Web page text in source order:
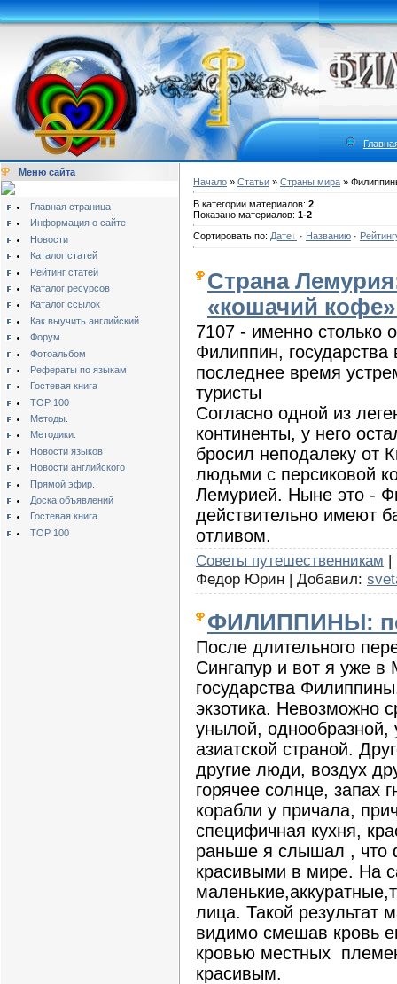
Меню сайта
Главная страница
Информация о сайте
Новости
Каталог статей
Рейтинг статей
Каталог ресурсов
Каталог ссылок
Как выучить английский
Форум
Фотоальбом
Рефераты по языкам
Гостевая книга
TOP 100
Методы.
Методики.
Новости языков
Новости английского
Прямой эфир.
Доска объявлений
Гостевая книга
TOP 100
Начало » Статьи » Страны мира »
В категории материалов: 2
Показано материалов: 1-2
Сортировать по: Дате · Названию ·
Страна
«кошачий
7107 - именно столько
Филиппин,
последнее время
туристы
Согласно одной из
континенты, у него
бросил неподалеку от
людьми с персиковой
Лемурией. Ныне это -
действительно имеют
отливом.
Советы путешественникам |
Федор Юрин | Добавил:
ФИЛИППИНЫ:
После длительного
Сингапур и вот я уже в
государства
экзотика. Невозможно
унылой,
азиатской страной.
другие люди, воздух
горячее солнце, запах
корабли у причала,
специфичная кухня,
раньше я слышал , что
красивыми в мире. На
лица. Такой результат
видимо смешав кровь
кровью местных
красивым.